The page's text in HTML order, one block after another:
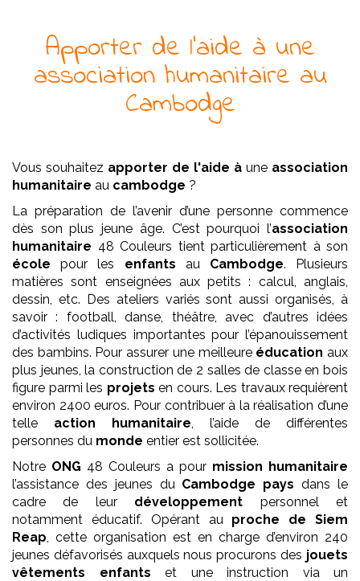
Apporter de l'aide à une
association humanitaire au
Cambodge
Vous souhaitez apporter de l'aide à une association
humanitaire au cambodge ?
La préparation de l’avenir d’une personne commence
dès son plus jeune âge. C’est pourquoi l’association
humanitaire 48 Couleurs tient particulièrement à son
écolepour les enfants au Cambodge. Plusieurs
matières sont enseignées aux petits : calcul, anglais,
dessin, etc. Des ateliers variés sont aussi organisés, à
savoir : football, danse, théâtre, avec d’autres idées
d’activités ludiques importantes pour l’épanouissement
des bambins. Pour assurer une meilleure éducation aux
plus jeunes, la construction de 2 salles de classe en bois
figure parmi les projets en cours. Les travaux requièrent
environ 2400 euros. Pour contribuer à la réalisation d’une
telle action humanitaire , l’aide de différentes
personnes du monde entier est sollicitée.
Notre ONG 48 Couleurs a pour mission humanitaire
l’assistance des jeunes du Cambodge pays dans le
cadre de leur développement personnel et
notamment éducatif. Opérant au proche de Siem
Reap , cette organisation est en charge d’environ 240
jeunes défavorisés auxquels nous procurons des jouets
vêtements enfants et une instruction via un